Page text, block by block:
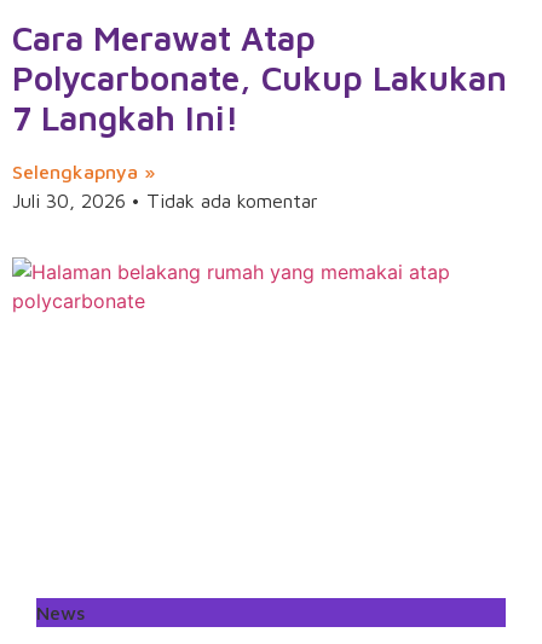
Cara Merawat Atap
Polycarbonate, Cukup Lakukan
7 Langkah Ini!
Selengkapnya »
Juli 30, 2026
Tidak ada komentar
News